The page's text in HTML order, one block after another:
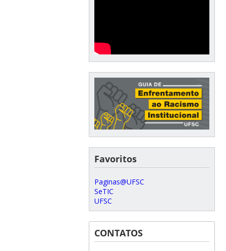
Favoritos
Paginas@UFSC
SeTIC
UFSC
CONTATOS